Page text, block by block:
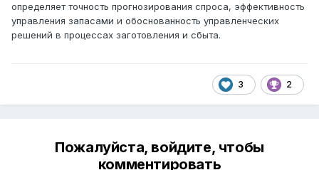
определяет точность прогнозирования спроса, эффективность
управления запасами и обоснованность управленческих
решений в процессах заготовления и сбыта.
3 2
Пожалуйста, войдите, чтобы
комментировать